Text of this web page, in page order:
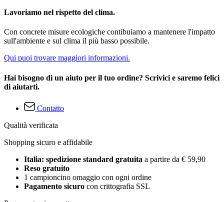
Lavoriamo nel rispetto del clima.
Con concrete misure ecologiche contibuiamo a mantenere l'impatto
sull'ambiente e sul clima il più basso possibile.
Qui puoi trovare maggiori informazioni.
Hai bisogno di un aiuto per il tuo ordine? Scrivici e saremo felici
di aiutarti.
Contatto
Qualità verificata
Shopping sicuro e affidabile
Italia: spedizione standard gratuita a partire da € 59,90
Reso gratuito
1 campioncino omaggio con ogni ordine
Pagamento sicuro con crittografia SSL